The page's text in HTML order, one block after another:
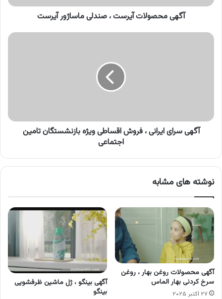
آگهی محصولات آیرست ، صندلی ماساژور آیرست
آگهی
تامین
اجتماعیآگهی سرای ایرانی ، فروش اقساطی ویژه بازنشستگان تامین
اجتماعی
نوشته های مشابه
آگهی محصولات روغن بهار ، روغن
سرخ کردنی بهار الماس
۲۷ اکتبر ۲۰۲۵
آگهی بینگو ، ژل ماشین ظرفشویی
بینگو